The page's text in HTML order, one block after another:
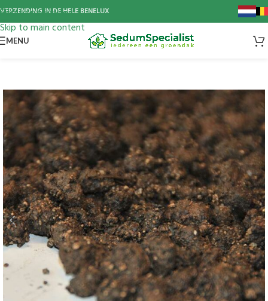
Skip to navigation
Skip to main content
VERZENDING IN DE HELE BENELUX
MENU